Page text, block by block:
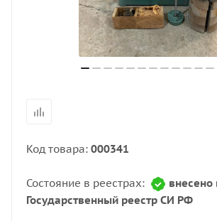
Код товара: 000341
Состояние в реестрах:
внесено
Государственный реестр СИ РФ